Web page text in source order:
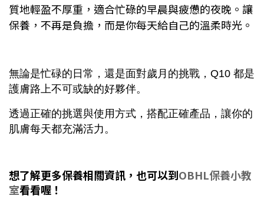
質地輕盈不厚重，適合忙碌的早晨與疲憊的夜晚。讓
保養，不再是負擔，而是你每天給自己的溫柔時光。
無論是忙碌的日常，還是面對歲月的挑戰，Q10 都是
護膚路上不可或缺的好夥伴。
透過正確的挑選與使用方式，搭配正確產品，讓你的
肌膚每天都充滿活力。
想了解更多保養相關資訊，也可以到OBHL保養小教
室看看喔！